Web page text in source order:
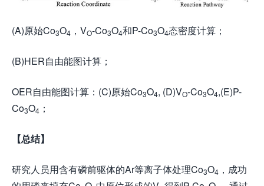
(A)原始Co3O4 ，VO-Co3O4和P-Co3O4态密度计算；
(B)HER自由能图计算；
OER自由能图计算：(C)原始Co3O4, (D)VO-Co3O4,(E)P-
Co3O4 ；
【总结】
研究人员用含有磷前驱体的Ar等离子体处理Co3O4 ，成功